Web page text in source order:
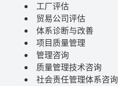
工厂评估
贸易公司评估
体系诊断与改善
项目质量管理
管理咨询
质量管理技术咨询
社会责任管理体系咨询